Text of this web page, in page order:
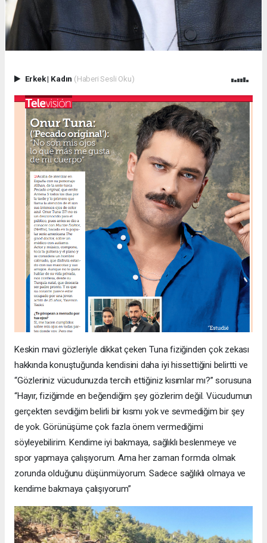
Erkek| Kadın (Haberi Sesli Oku)
Keskin mavi gözleriyle dikkat çeken Tuna fiziğinden çok zekası
hakkında konuştuğunda kendisini daha iyi hissettiğini belirtti ve
“Gözleriniz vücudunuzda tercih ettiğiniz kısımlar mı?” sorusuna
“Hayır, fiziğimde en beğendiğim şey gözlerim değil. Vücudumun
gerçekten sevdiğim belirli bir kısmı yok ve sevmediğim bir şey
de yok. Görünüşüme çok fazla önem vermediğimi
söyleyebilirim. Kendime iyi bakmaya, sağlıklı beslenmeye ve
spor yapmaya çalışıyorum. Ama her zaman formda olmak
zorunda olduğunu düşünmüyorum. Sadece sağlıklı olmaya ve
kendime bakmaya çalışıyorum”